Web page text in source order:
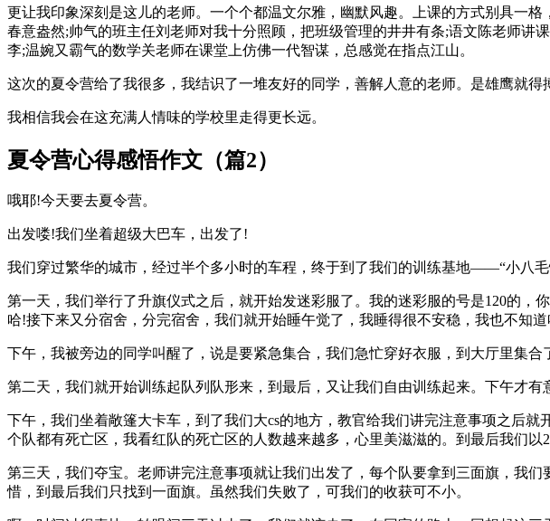
更让我印象深刻是这儿的老师。一个个都温文尔雅，幽默风趣。上课的方式别具一
春意盎然;帅气的班主任刘老师对我十分照顾，把班级管理的井井有条;语文陈老师
李;温婉又霸气的数学关老师在课堂上仿佛一代智谋，总感觉在指点江山。
这次的夏令营给了我很多，我结识了一堆友好的同学，善解人意的老师。是雄鹰就得
我相信我会在这充满人情味的学校里走得更长远。
夏令营心得感悟作文（篇2）
哦耶!今天要去夏令营。
出发喽!我们坐着超级大巴车，出发了!
我们穿过繁华的城市，经过半个多小时的车程，终于到了我们的训练基地——“小八毛
第一天，我们举行了升旗仪式之后，就开始发迷彩服了。我的迷彩服的号是120的
哈!接下来又分宿舍，分完宿舍，我们就开始睡午觉了，我睡得很不安稳，我也不知道
下午，我被旁边的同学叫醒了，说是要紧急集合，我们急忙穿好衣服，到大厅里集
第二天，我们就开始训练起队列队形来，到最后，又让我们自由训练起来。下午才
下午，我们坐着敞篷大卡车，到了我们大cs的地方，教官给我们讲完注意事项之后
个队都有死亡区，我看红队的死亡区的人数越来越多，心里美滋滋的。到最后我们以
第三天，我们夺宝。老师讲完注意事项就让我们出发了，每个队要拿到三面旗，我
惜，到最后我们只找到一面旗。虽然我们失败了，可我们的收获可不小。